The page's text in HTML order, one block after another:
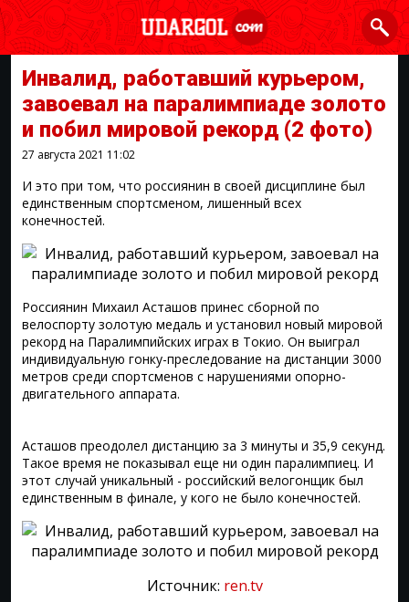
Инвалид, работавший курьером,
завоевал на паралимпиаде золото
и побил мировой рекорд (2 фото)
27 августа 2021 11:02
И это при том, что россиянин в своей дисциплине был
единственным спортсменом, лишенный всех
конечностей.
Россиянин Михаил Асташов принес сборной по
велоспорту золотую медаль и установил новый мировой
рекорд на Паралимпийских играх в Токио. Он выиграл
индивидуальную гонку-преследование на дистанции 3000
метров среди спортсменов с нарушениями опорно-
двигательного аппарата.
Асташов преодолел дистанцию за 3 минуты и 35,9 секунд.
Такое время не показывал еще ни один паралимпиец. И
этот случай уникальный - российский велогонщик был
единственным в финале, у кого не было конечностей.
Источник: ren.tv